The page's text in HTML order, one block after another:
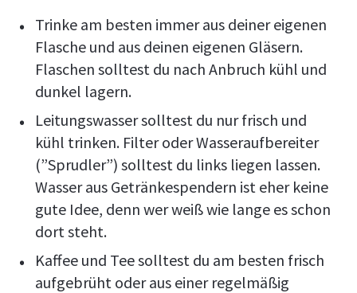
Trinke am besten immer aus deiner eigenen
Flasche und aus deinen eigenen Gläsern.
Flaschen solltest du nach Anbruch kühl und
dunkel lagern.
Leitungswasser solltest du nur frisch und
kühl trinken. Filter oder Wasseraufbereiter
(”Sprudler”) solltest du links liegen lassen.
Wasser aus Getränkespendern ist eher keine
gute Idee, denn wer weiß wie lange es schon
dort steht.
Kaffee und Tee solltest du am besten frisch
aufgebrüht oder aus einer regelmäßig